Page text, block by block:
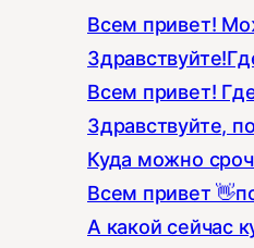
Всем привет!
Всем привет!
Здравствуйте,
Куда можно
Всем привет
А какой сейчас